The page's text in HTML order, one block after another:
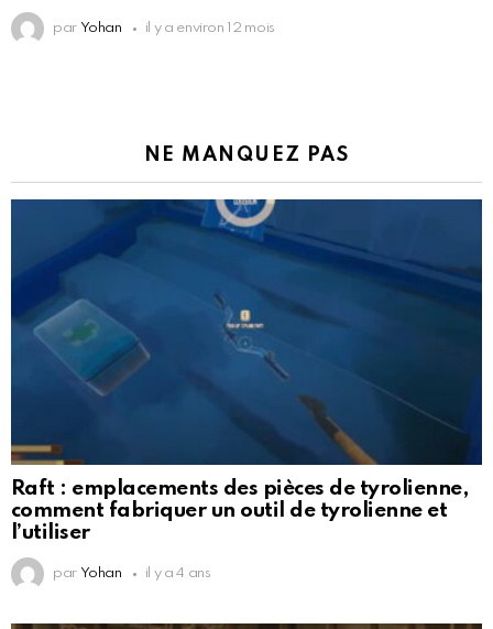
par Yohan il y a environ 12 mois
NE MANQUEZ PAS
Raft : emplacements des pièces de tyrolienne,
comment fabriquer un outil de tyrolienne et
l’utiliser
par Yohan il y a 4 ans